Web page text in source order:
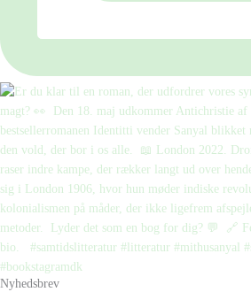
Nyhedsbrev